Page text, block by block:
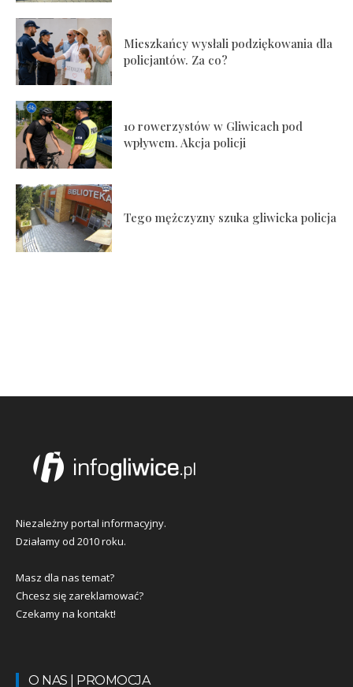
Mieszkańcy wysłali podziękowania dla
policjantów. Za co?
10 rowerzystów w Gliwicach pod
wpływem. Akcja policji
Tego mężczyzny szuka gliwicka policja
Niezależny portal informacyjny.
Działamy od 2010 roku.
Masz dla nas temat?
Chcesz się zareklamować?
Czekamy na kontakt!
O NAS | PROMOCJA